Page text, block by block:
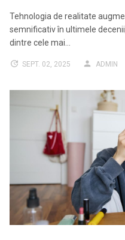
Tehnologia de realitate
semnificativ în ultimele
dintre cele mai…
SEPT. 02, 2025 ADMIN